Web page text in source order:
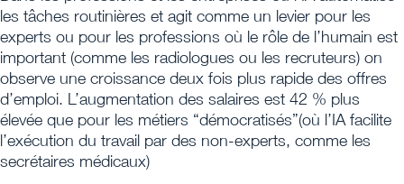
les tâches routinières et agit comme un levier pour les
experts ou pour les professions où le rôle de l’humain est
important (comme les radiologues ou les recruteurs) on
observe une croissance deux fois plus rapide des offres
d’emploi. L’augmentation des salaires est 42 % plus
élevée que pour les métiers “démocratisés”(où l’IA facilite
l’exécution du travail par des non-experts, comme les
secrétaires médicaux)